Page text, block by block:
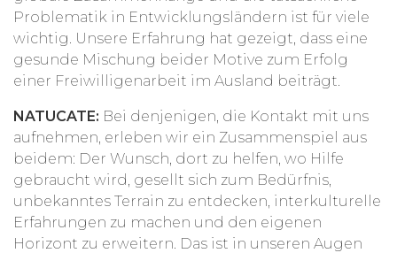
Problematik in Entwicklungsländern ist für viele
wichtig. Unsere Erfahrung hat gezeigt, dass eine
gesunde Mischung beider Motive zum Erfolg
einer Freiwilligenarbeit im Ausland beiträgt.
NATUCATE: Bei denjenigen, die Kontakt mit uns
aufnehmen, erleben wir ein Zusammenspiel aus
beidem: Der Wunsch, dort zu helfen, wo Hilfe
gebraucht wird, gesellt sich zum Bedürfnis,
unbekanntes Terrain zu entdecken, interkulturelle
Erfahrungen zu machen und den eigenen
Horizont zu erweitern. Das ist in unseren Augen